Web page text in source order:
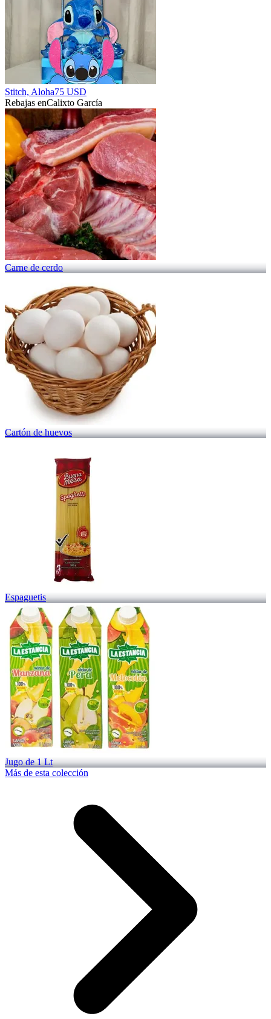
Stitch, Aloha75 USD
Rebajas enCalixto García
Carne de cerdo
Cartón de huevos
Espaguetis
Jugo de 1 Lt
Más de esta colección